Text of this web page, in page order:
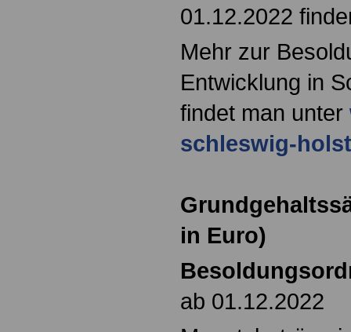
01.12.2022
Mehr zur
Entwicklung in
findet man unter
schleswig-
in Euro)
ab 01.12.2022